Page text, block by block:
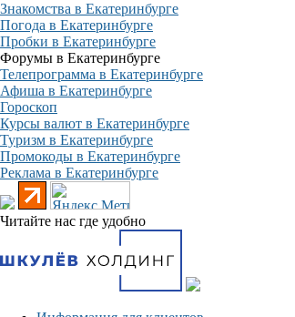
Знакомства в Екатеринбурге
Погода в Екатеринбурге
Пробки в Екатеринбурге
Форумы в Екатеринбурге
Телепрограмма в Екатеринбурге
Афиша в Екатеринбурге
Гороскоп
Курсы валют в Екатеринбурге
Туризм в Екатеринбурге
Промокоды в Екатеринбурге
Реклама в Екатеринбурге
Читайте нас где удобно